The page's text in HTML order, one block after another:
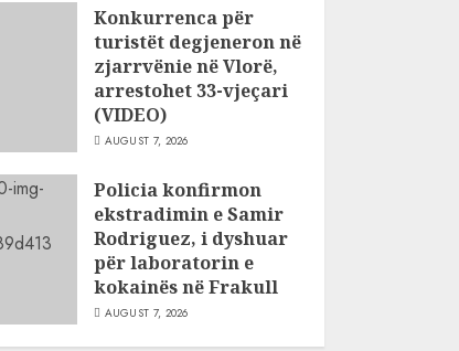
Konkurrenca për
turistët degjeneron në
zjarrvënie në Vlorë,
arrestohet 33-vjeçari
(VIDEO)
AUGUST 7, 2026
Policia konfirmon
ekstradimin e Samir
Rodriguez, i dyshuar
për laboratorin e
kokainës në Frakull
AUGUST 7, 2026